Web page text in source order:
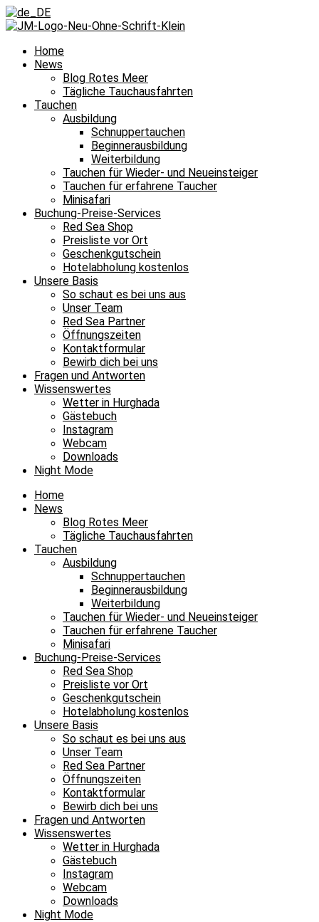
Home
News
Blog Rotes Meer
Tägliche Tauchausfahrten
Tauchen
Ausbildung
Schnuppertauchen
Beginnerausbildung
Weiterbildung
Tauchen für Wieder- und Neueinsteiger
Tauchen für erfahrene Taucher
Minisafari
Buchung-Preise-Services
Red Sea Shop
Preisliste vor Ort
Geschenkgutschein
Hotelabholung kostenlos
Unsere Basis
So schaut es bei uns aus
Unser Team
Red Sea Partner
Öffnungszeiten
Kontaktformular
Bewirb dich bei uns
Fragen und Antworten
Wissenswertes
Wetter in Hurghada
Gästebuch
Instagram
Webcam
Downloads
Night Mode
Home
News
Blog Rotes Meer
Tägliche Tauchausfahrten
Tauchen
Ausbildung
Schnuppertauchen
Beginnerausbildung
Weiterbildung
Tauchen für Wieder- und Neueinsteiger
Tauchen für erfahrene Taucher
Minisafari
Buchung-Preise-Services
Red Sea Shop
Preisliste vor Ort
Geschenkgutschein
Hotelabholung kostenlos
Unsere Basis
So schaut es bei uns aus
Unser Team
Red Sea Partner
Öffnungszeiten
Kontaktformular
Bewirb dich bei uns
Fragen und Antworten
Wissenswertes
Wetter in Hurghada
Gästebuch
Instagram
Webcam
Downloads
Night Mode